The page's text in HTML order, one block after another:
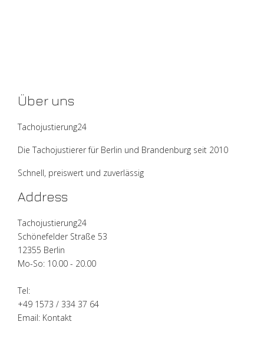
Über uns
Tachojustierung24
Die Tachojustierer für Berlin und Brandenburg seit 2010
Schnell, preiswert und zuverlässig
Address
Tachojustierung24
Schönefelder Straße 53
12355 Berlin
Mo-So: 10.00 - 20.00
Tel:
+49 1573 / 334 37 64
Email: Kontakt